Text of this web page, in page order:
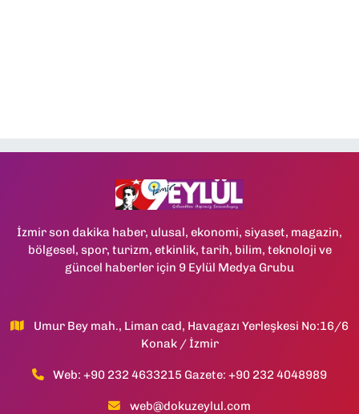
İzmir son dakika haber, ulusal, ekonomi, siyaset, magazin,
bölgesel, spor, turizm, etkinlik, tarih, bilim, teknoloji ve
güncel haberler için 9 Eylül Medya Grubu
Umur Bey mah., Liman cad, Havagazı Yerleşkesi No:16/6
Konak / İzmir
Web: +90 232 4633215 Gazete: +90 232 4048989
web@dokuzeylul.com